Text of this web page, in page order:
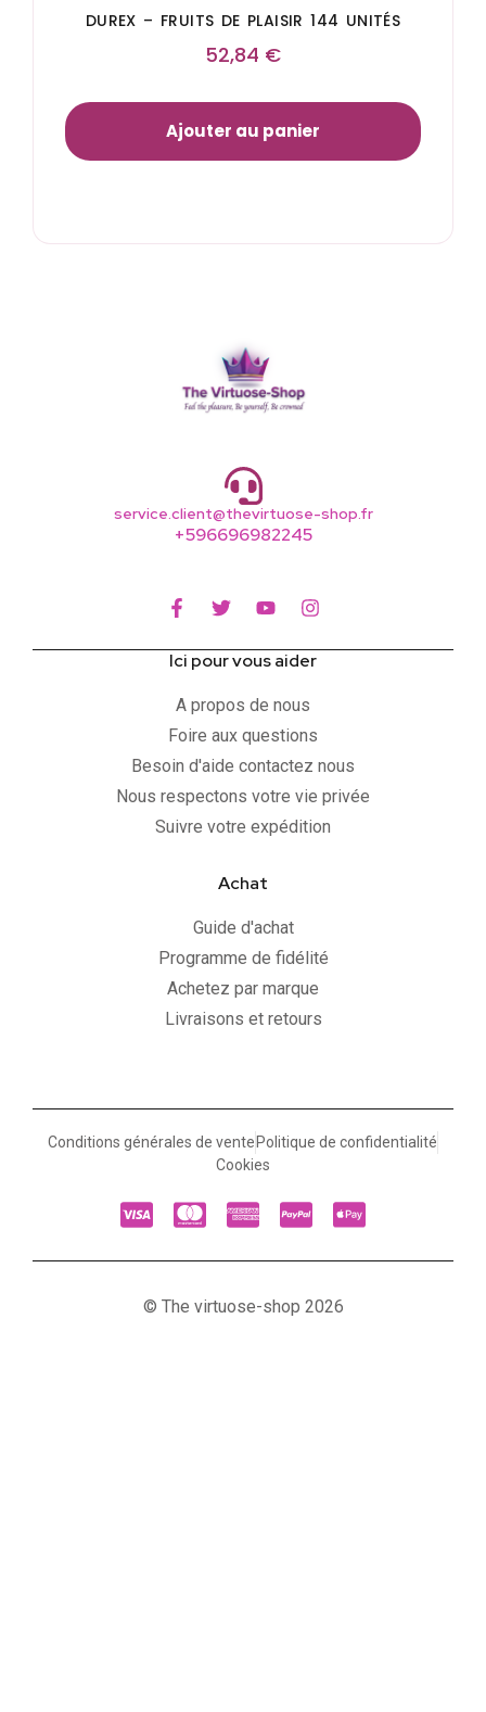
DUREX – FRUITS DE PLAISIR 144 UNITÉS
52,84 €
Ajouter au panier
service.client@thevirtuose-shop.fr
+596696982245
Ici pour vous aider
A propos de nous
Foire aux questions
Besoin d'aide contactez nous
Nous respectons votre vie privée
Suivre votre expédition
Achat
Guide d'achat
Programme de fidélité
Achetez par marque
Livraisons et retours
Conditions générales de vente Politique de confidentialité
Cookies
© The virtuose-shop 2026